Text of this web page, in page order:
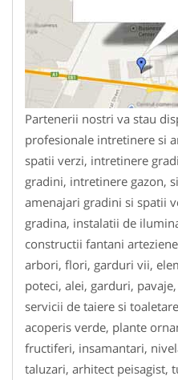
Partenerii nostri va stau
profesionale intretinere si
spatii verzi, intretinere
gradini, intretinere gazon,
amenajari gradini si spatii
gradina, instalatii de
constructii fantani
arbori, flori, garduri vii,
poteci, alei, garduri,
servicii de taiere si
acoperis verde, plante
fructiferi, insamantari,
taluzari, arhitect peisagist,